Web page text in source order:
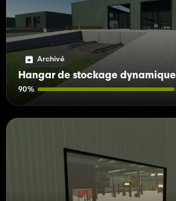
Archivé
Hangar de stockage dynamique
90%